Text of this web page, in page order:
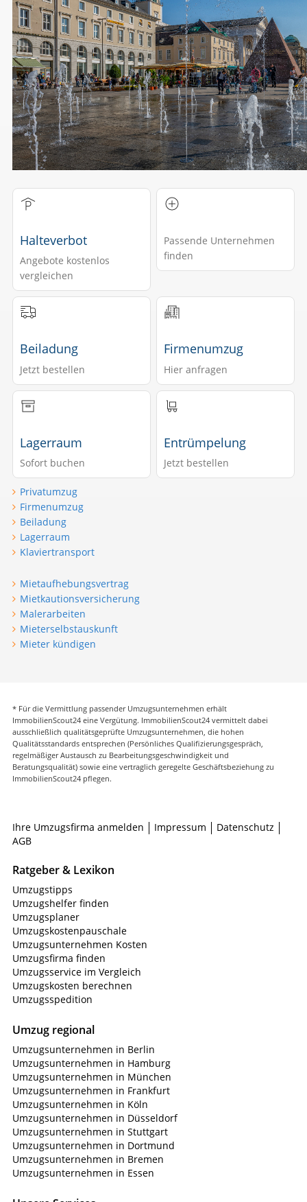
Halteverbot
Angebote kostenlos
vergleichen
Passende Unternehmen
finden
Beiladung
Jetzt bestellen
Firmenumzug
Hier anfragen
Lagerraum
Sofort buchen
Entrümpelung
Jetzt bestellen
Privatumzug
Firmenumzug
Beiladung
Lagerraum
Klaviertransport
Mietaufhebungsvertrag
Mietkautionsversicherung
Malerarbeiten
Mieterselbstauskunft
Mieter kündigen
* Für die Vermittlung passender Umzugsunternehmen erhält
ImmobilienScout24 eine Vergütung. ImmobilienScout24 vermittelt dabei
ausschließlich qualitätsgeprüfte Umzugsunternehmen, die hohen
Qualitätsstandards entsprechen (Persönliches Qualifizierungsgespräch,
regelmäßiger Austausch zu Bearbeitungsgeschwindigkeit und
Beratungsqualität) sowie eine vertraglich geregelte Geschäftsbeziehung zu
ImmobilienScout24 pflegen.
Ihre Umzugsfirma anmelden Impressum
Datenschutz
AGB
Ratgeber & Lexikon
Umzugstipps
Umzugshelfer finden
Umzugsplaner
Umzugskostenpauschale
Umzugsunternehmen Kosten
Umzugsfirma finden
Umzugsservice im Vergleich
Umzugskosten berechnen
Umzugsspedition
Umzug regional
Umzugsunternehmen in Berlin
Umzugsunternehmen in Hamburg
Umzugsunternehmen in München
Umzugsunternehmen in Frankfurt
Umzugsunternehmen in Köln
Umzugsunternehmen in Düsseldorf
Umzugsunternehmen in Stuttgart
Umzugsunternehmen in Dortmund
Umzugsunternehmen in Bremen
Umzugsunternehmen in Essen